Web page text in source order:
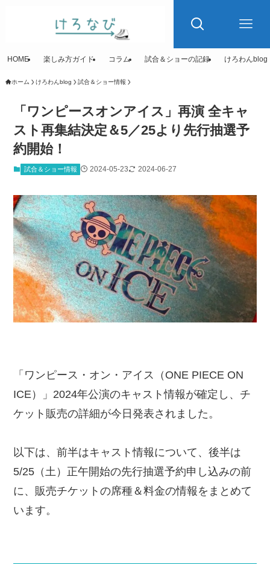
HOME 楽しみ方ガイド コラム 試合＆ショーの記録 けろわんblog
ホーム けろわんblog 試合＆ショー情報
「ワンピースオンアイス」再演 全キャ
スト再集結決定＆5／25より先行抽選予
約開始！
試合＆ショー情報 2024-05-23 2024-06-27
「ワンピース・オン・アイス（ONE PIECE ON
ICE）」2024年公演のキャスト情報が確定し、チ
ケット販売の詳細が今日発表されました。
以下は、前半はキャスト情報について、後半は
5/25（土）正午開始の先行抽選予約申し込みの前
に、販売チケットの席種＆料金の情報をまとめて
います。